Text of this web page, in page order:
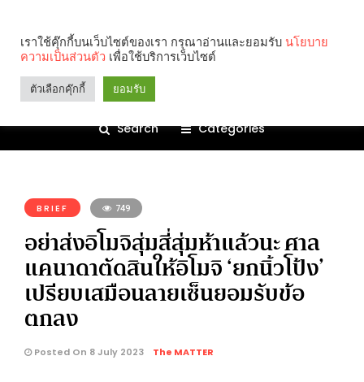
Search Categories
BRIEF 749
อย่าส่งอิโมจิสุ่มสี่สุ่มห้าแล้วนะ ศาล
แคนาดาตัดสินให้อิโมจิ ‘ยกนิ้วโป้ง’
เปรียบเสมือนลายเซ็นยอมรับข้อ
ตกลง
Posted On 8 July 2023 The MATTER
เราใช้คุ๊กกี้บนเว็บไซต์ของเรา กรุณาอ่านและยอมรับ นโยบาย
ความเป็นส่วนตัว เพื่อใช้บริการเว็บไซต์
ตัวเลือกคุ๊กกี้ ยอมรับ